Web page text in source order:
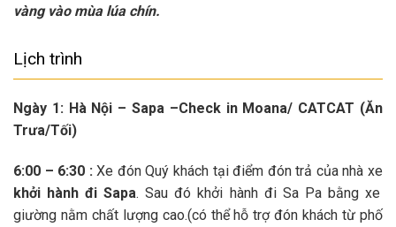
vàng vào mùa lúa chín.
Lịch trình
Ngày 1: Hà Nội – Sapa –Check in Moana/ CATCAT (Ăn
Trưa/Tối)
6:00 – 6:30 : Xe đón Quý khách tại điểm đón trả của nhà xe
khởi hành đi Sapa. Sau đó khởi hành đi Sa Pa bằng xe
giường nằm chất lượng cao.(có thể hỗ trợ đón khách từ phố